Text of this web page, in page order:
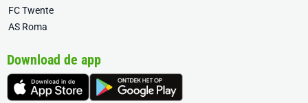
FC Twente
AS Roma
Download de app